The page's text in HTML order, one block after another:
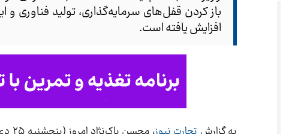
باز کردن قفل‌های سرمایه‌گذاری، تولید فناوری
افزایش یافته است.